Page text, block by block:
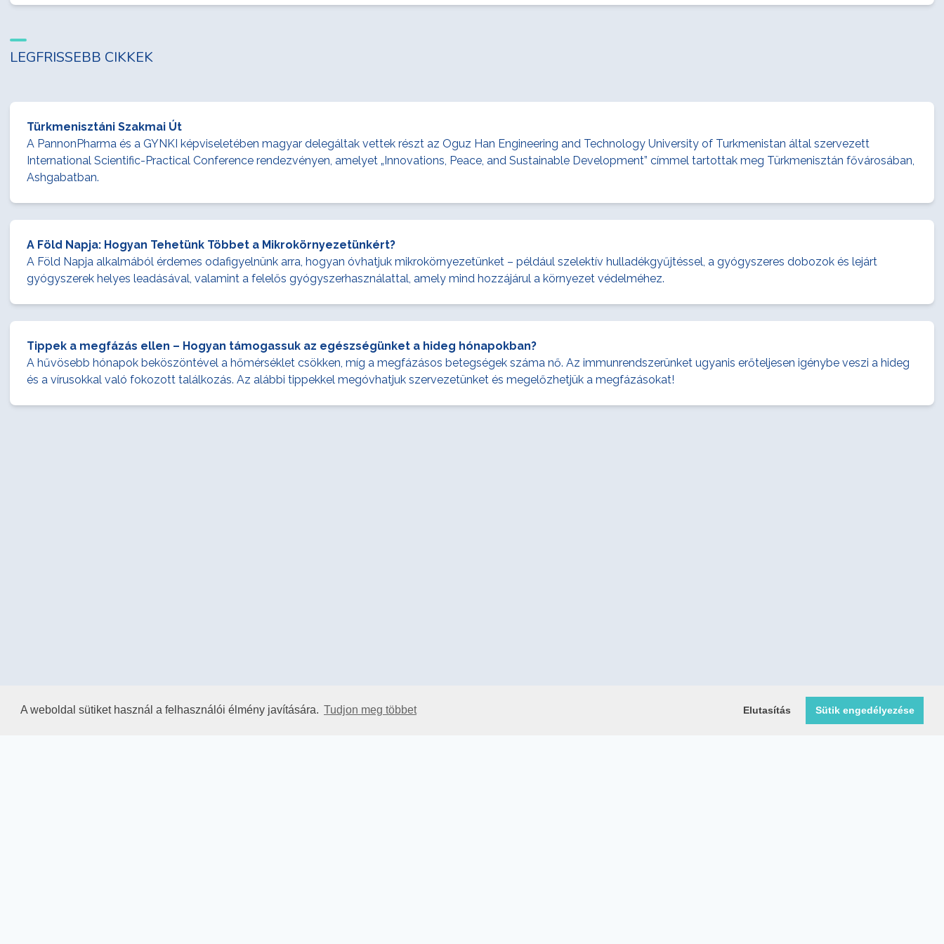
A weboldal sütiket használ a felhasználói élmény javítására. Tudjon meg többet Elutasítás Sütik engedélyezése
LEGFRISSEBB CIKKEK
Türkmenisztáni Szakmai Út
A PannonPharma és a GYNKI képviseletében magyar delegáltak vettek részt az Oguz Han Engineering and Technology University of Turkmenistan által szervezett
International Scientific-Practical Conference rendezvényen, amelyet „Innovations, Peace, and Sustainable Development” címmel tartottak meg Türkmenisztán fővárosában,
Ashgabatban.
A Föld Napja: Hogyan Tehetünk Többet a Mikrokörnyezetünkért?
A Föld Napja alkalmából érdemes odafigyelnünk arra, hogyan óvhatjuk mikrokörnyezetünket – például szelektív hulladékgyűjtéssel, a gyógyszeres dobozok és lejárt
gyógyszerek helyes leadásával, valamint a felelős gyógyszerhasználattal, amely mind hozzájárul a környezet védelméhez.
Tippek a megfázás ellen – Hogyan támogassuk az egészségünket a hideg hónapokban?
A hűvösebb hónapok beköszöntével a hőmérséklet csökken, míg a megfázásos betegségek száma nő. Az immunrendszerünket ugyanis erőteljesen igénybe veszi a hideg
és a vírusokkal való fokozott találkozás. Az alábbi tippekkel megóvhatjuk szervezetünket és megelőzhetjük a megfázásokat!